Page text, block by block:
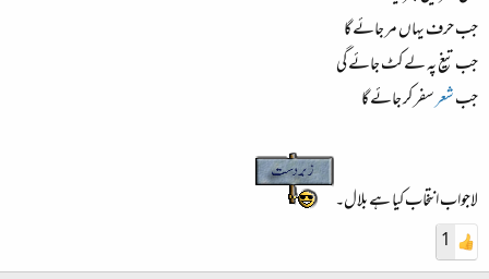
جب حرف یہاں مر جائے گا
جب تیغ پہ لے کٹ جائے گی
جبشعرسفر کر جائے گا
لاجواب انتخاب کیا ہے بلال۔
1